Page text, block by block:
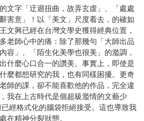
文字「迂迴扭曲，故弄玄虛」、「處處
害意」！以「美文」尺度看去，的確如
文興已經在台灣文學史獲得經典位置，
老師心中的痛：除了那幾句「大師出品
容」、「陌生化美學也很美」的濫調，
什麼心口合一的讚美。事實上，即使是
麼都想研究的我，也有同樣困擾。更奇
師的課，卻不能喜歡他的作品，完全違
我在上古時代是個超級濫情的文藝少
經格式化的腦袋拒絕接受。這也導致我
在精神分裂狀態。